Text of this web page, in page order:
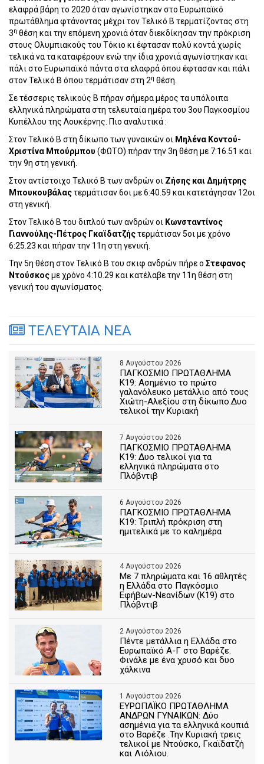
ελαφρά βάρη το 2020 όταν αγωνίστηκαν στο Ευρωπαϊκό
πρωτάθλημα φτάνοντας μέχρι τον Τελικό Β τερματίζοντας στη
3η θέση και την επόμενη χρονιά όταν διεκδίκησαν την πρόκριση
στους Ολυμπιακούς του Τόκιο κι έφτασαν πολύ κοντά χωρίς
τελικά να τα καταφέρουν ενώ την ίδια χρονιά αγωνίστηκαν και
πάλι στο Ευρωπαϊκό πάντα στα ελαφρά όπου έφτασαν και πάλι
στον Τελικό Β όπου τερμάτισαν στη 2η θέση.
Σε τέσσερις τελικούς Β πήραν σήμερα μέρος τα υπόλοιπα
ελληνικά πληρώματα στη τελευταία ημέρα του 3ου Παγκοσμίου
Κυπέλλου της Λουκέρνης. Πιο αναλυτικά :
Στον Τελικό Β στη δίκωπο των γυναικών οι Μηλένα Κοντού-
Χριστίνα Μπούρμπου (ΦΩΤΟ) πήραν την 3η θέση με 7:16.51 και
την 9η στη γενική.
Στον αντίστοιχο Τελικό Β των ανδρών οι Ζήσης και Δημήτρης
Μπουκουβάλαςτερμάτισαν 6οι με 6:40.59 και κατετάγησαν 12οι
στη γενική.
Στον Τελικό Β του διπλού των ανδρών οι Κωνσταντίνος
Γιαννούλης-Πέτρος Γκαϊδατζήςτερμάτισαν 5οι με χρόνο
6:25.23 και πήραν την 11η στη γενική.
Την 5η θέση στον Τελικό Β του σκιφ ανδρών πήρε ο Στεφανος
Ντούσκοςμε χρόνο 4:10.29 και κατέλαβε την 11η θέση στη
γενική του αγωνίσματος.
ΤΕΛΕΥΤΑΙΑ ΝΕΑ
8 Αυγούστου 2026
ΠΑΓΚΟΣΜΙΟ ΠΡΩΤΑΘΛΗΜΑ
Κ19: Ασημένιο το πρώτο
γαλανόλευκο μετάλλιο από τους
Χιώτη-Αλεξίου στη δίκωπο.Δυο
τελικοί την Κυριακή
7 Αυγούστου 2026
ΠΑΓΚΟΣΜΙΟ ΠΡΩΤΑΘΛΗΜΑ
Κ19: Δυο τελικοί για τα
ελληνικά πληρώματα στο
Πλόβντιβ
6 Αυγούστου 2026
ΠΑΓΚΟΣΜΙΟ ΠΡΩΤΑΘΛΗΜΑ
Κ19: Τριπλή πρόκριση στη
ημιτελικά με το καλημέρα
4 Αυγούστου 2026
Με 7 πληρώματα και 16 αθλητές
η Ελλάδα στο Παγκόσμιο
Εφήβων-Νεανίδων (Κ19) στο
Πλόβντιβ
2 Αυγούστου 2026
Πέντε μετάλλια η Ελλάδα στο
Ευρωπαϊκό Α-Γ στο Βαρέζε.
Φινάλε με ένα χρυσό και δυο
χάλκινα
1 Αυγούστου 2026
ΕΥΡΩΠΑΪΚΟ ΠΡΩΤΑΘΛΗΜΑ
ΑΝΔΡΩΝ ΓΥΝΑΙΚΩΝ: Δύο
ασημένια για τα ελληνικά κουπιά
στο Βαρέζε .Την Κυριακή τρεις
τελικοί με Ντούσκο, Γκαϊδατζή
και Λιόλιου.